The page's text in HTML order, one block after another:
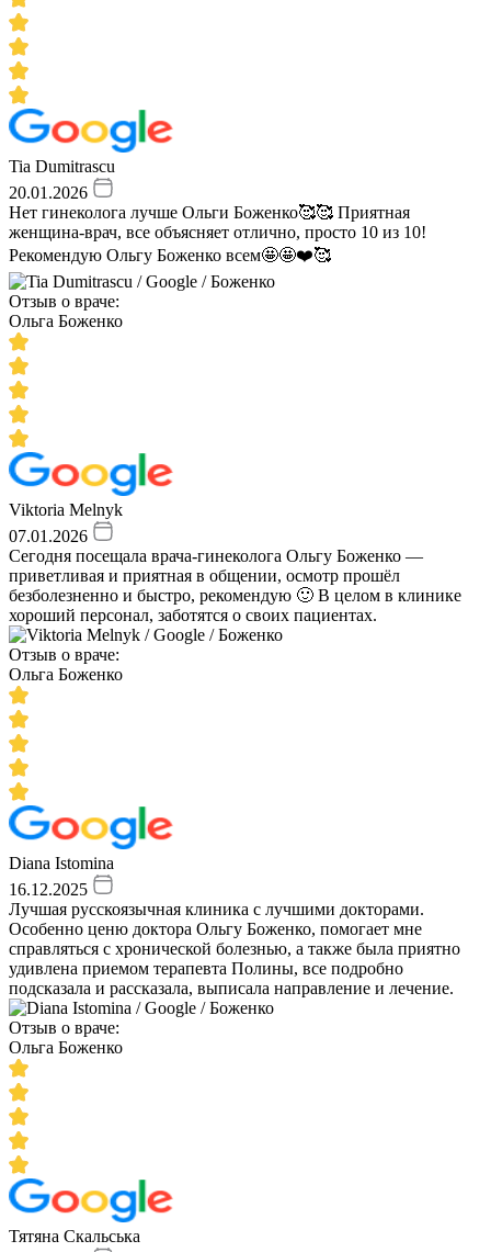
Tia Dumitrascu
20.01.2026
Нет гинеколога лучше Ольги Боженко🥰🥰 Приятная
женщина-врач, все объясняет отлично, просто 10 из 10!
Рекомендую Ольгу Боженко всем🤩🤩❤️🥰
Отзыв о враче:
Ольга Боженко
Viktoria Melnyk
07.01.2026
Сегодня посещала врача-гинеколога Ольгу Боженко —
приветливая и приятная в общении, осмотр прошёл
безболезненно и быстро, рекомендую 🙂 В целом в клинике
хороший персонал, заботятся о своих пациентах.
Отзыв о враче:
Ольга Боженко
Diana Istomina
16.12.2025
Лучшая русскоязычная клиника с лучшими докторами.
Особенно ценю доктора Ольгу Боженко, помогает мне
справляться с хронической болезнью, а также была приятно
удивлена приемом терапевта Полины, все подробно
подсказала и рассказала, выписала направление и лечение.
Отзыв о враче:
Ольга Боженко
Тятяна Скальська